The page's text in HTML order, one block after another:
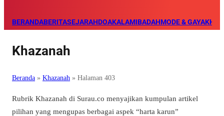
BERANDABERITASEJARAHDOAKALAMIBADAHMODE & GAYA
Khazanah
Beranda » Khazanah » Halaman 403
Rubrik Khazanah di Surau.co menyajikan kumpulan artikel
pilihan yang mengupas berbagai aspek “harta karun”